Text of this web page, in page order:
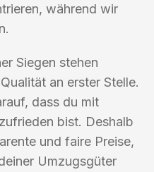
während wir
Siegen stehen
an erster Stelle.
dass du mit
bist. Deshalb
und faire Preise,
Umzugsgüter